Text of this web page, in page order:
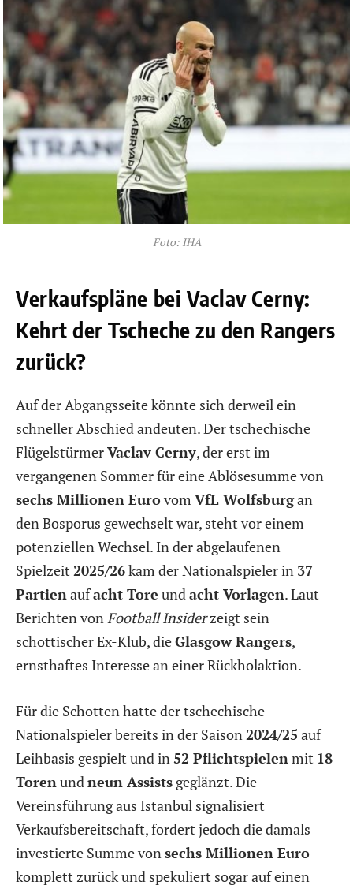
Foto: IHA
Verkaufspläne bei Vaclav Cerny:
Kehrt der Tscheche zu den Rangers
zurück?
Auf der Abgangsseite könnte sich derweil ein
schneller Abschied andeuten. Der tschechische
FlügelstürmerVaclav Cerny, der erst im
vergangenen Sommer für eine Ablösesumme von
sechs Millionen Eurovom VfL Wolfsburgan
den Bosporus gewechselt war, steht vor einem
potenziellen Wechsel. In der abgelaufenen
Spielzeit 2025/26kam der Nationalspieler in 37
Partienaufacht Tore undacht Vorlagen. Laut
Berichten vonFootball Insiderzeigt sein
schottischer Ex-Klub, dieGlasgow Rangers,
ernsthaftes Interesse an einer Rückholaktion.
Für die Schotten hatte der tschechische
Nationalspieler bereits in der Saison 2024/25 auf
Leihbasis gespielt und in 52 Pflichtspielen mit 18
Toren und neun Assists geglänzt. Die
Vereinsführung aus Istanbul signalisiert
Verkaufsbereitschaft, fordert jedoch die damals
investierte Summe von sechs Millionen Euro
komplett zurück und spekuliert sogar auf einen